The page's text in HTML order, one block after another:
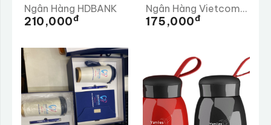
Ngân Hàng HDBANK
210,000Đ
Ngân Hàng Vietcombank
175,000Đ